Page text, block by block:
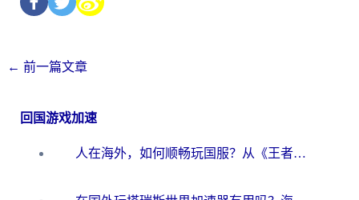
← 前一篇文章
回国游戏加速
人在海外，如何顺畅玩国服？从《王者荣耀》到《云图计划》的加速器终极指南